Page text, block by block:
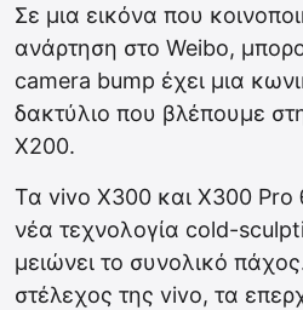
Σε μια εικόνα που
ανάρτηση στο Weibo,
camera bump έχει μια
δακτύλιο που βλέπουμε
X200.
Τα vivo X300 και X300 Pro
νέα τεχνολογία cold-
μειώνει το συνολικό
στέλεχος της vivo, τα